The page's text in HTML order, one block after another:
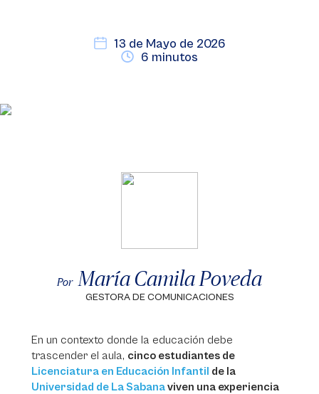
13 de Mayo de 2026
6 minutos
Por María Camila Poveda
GESTORA DE COMUNICACIONES
En un contexto donde la educación debe
trascender el aula, cinco estudiantes de
Licenciatura en Educación Infantil de la
Universidad de La Sabanaviven una experiencia